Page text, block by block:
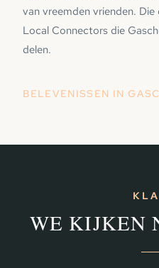
van vreemden vrienden.
Local Connectors die
delen.
BELEVENISSEN IN
WE KIJKEN